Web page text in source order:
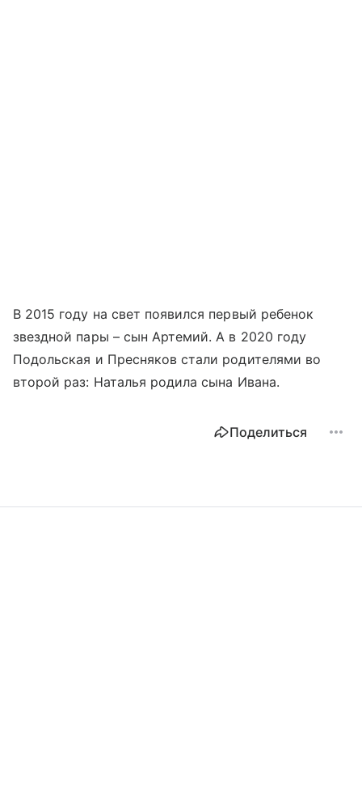
В 2015 году на свет появился первый ребенок
звездной пары – сын Артемий. А в 2020 году
Подольская и Пресняков стали родителями во
второй раз: Наталья родила сына Ивана.
Поделиться